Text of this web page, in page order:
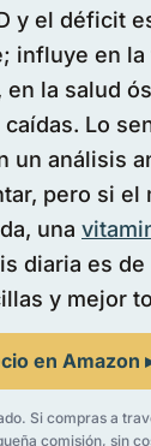
y el déficit
influye en la
en la salud
Lo
un análisis
pero si el
una
diaria es
y mejor
en Amazon
Si compras a
comisión, sin